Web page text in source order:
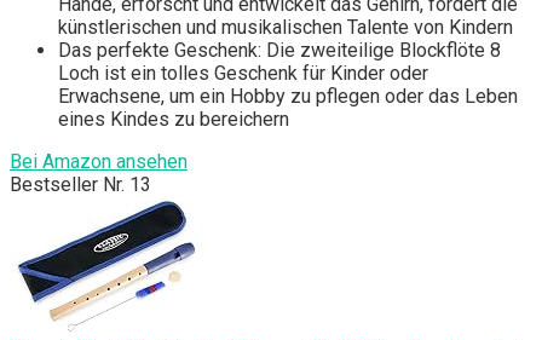
künstlerischen und musikalischen Talente von Kindern
Das perfekte Geschenk: Die zweiteilige Blockflöte 8
Loch ist ein tolles Geschenk für Kinder oder
Erwachsene, um ein Hobby zu pflegen oder das Leben
eines Kindes zu bereichern
Bei Amazon ansehen
Bestseller Nr. 13